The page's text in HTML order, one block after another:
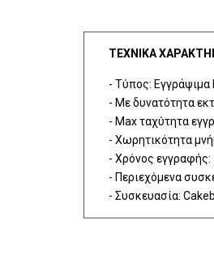
ΤΕΧΝΙΚΑ
- Τύπος: Εγγράψιμα
- Με δυνατότητα
- Μax ταχύτητα
- Χωρητικότητα
- Χρόνος εγγραφής:
- Περιεχόμενα
- Συσκευασία: